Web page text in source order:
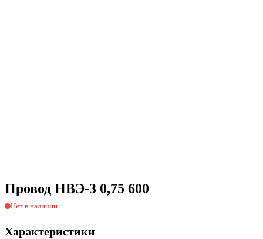
Провод НВЭ-3 0,75 600
Нет в наличии
Характеристики